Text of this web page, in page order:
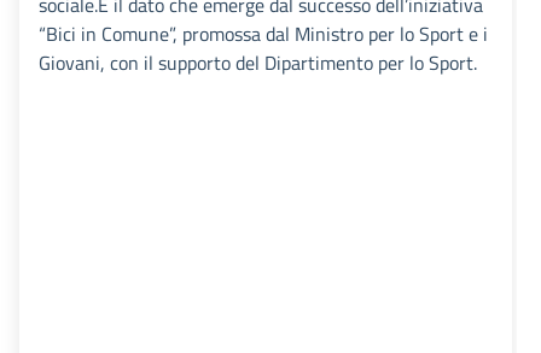
“Bici in Comune”, promossa dal Ministro per lo Sport e i
Giovani, con il supporto del Dipartimento per lo Sport.